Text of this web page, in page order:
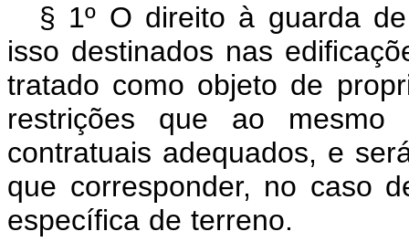
§ 1º O direito à guarda
isso destinados nas
tratado como objeto de
restrições que ao mesmo
contratuais adequados, e
que corresponder, no caso
específica de